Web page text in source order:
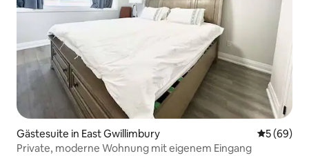
Gästesuite in East Gwillimbury
5 (69)
Private, moderne Wohnung mit eigenem Eingang